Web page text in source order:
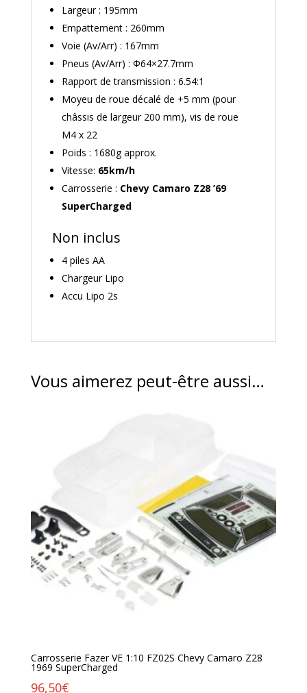
Largeur : 195mm
Empattement : 260mm
Voie (Av/Arr) : 167mm
Pneus (Av/Arr) : Φ64×27.7mm
Rapport de transmission : 6.54:1
Moyeu de roue décalé de +5 mm (pour
châssis de largeur 200 mm), vis de roue
M4 x 22
Poids : 1680g approx.
Vitesse: 65km/h
Carrosserie : Chevy Camaro Z28 ’69
SuperCharged
Non inclus
4 piles AA
Chargeur Lipo
Accu Lipo 2s
Vous aimerez peut-être aussi…
Carrosserie Fazer VE 1:10 FZ02S Chevy Camaro Z28
1969 SuperCharged
96,50€